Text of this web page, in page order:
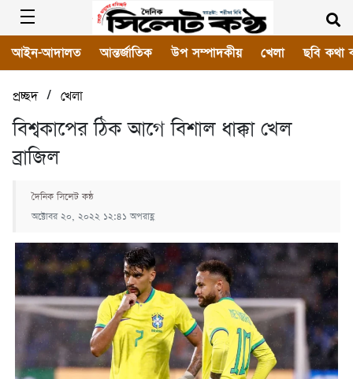
আইন-আদালত আন্তর্জাতিক উপ সম্পাদকীয় খেলা ছবি কথা
প্রচ্ছদ/ খেলা
বিশ্বকাপের ঠিক আগে বিশাল ধাক্কা খেল
ব্রাজিল
দৈনিক সিলেট কন্ঠ
অক্টোবর ২০, ২০২২ ১২:৪১ অপরাহ্ণ